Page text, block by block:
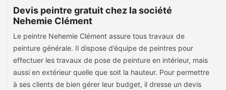
Devis peintre gratuit chez la société
Nehemie Clément
Le peintre Nehemie Clément assure tous travaux de
peinture générale. Il dispose d’équipe de peintres pour
effectuer les travaux de pose de peinture en intérieur, mais
aussi en extérieur quelle que soit la hauteur. Pour permettre
à ses clients de bien gérer leur budget, il dresse un devis